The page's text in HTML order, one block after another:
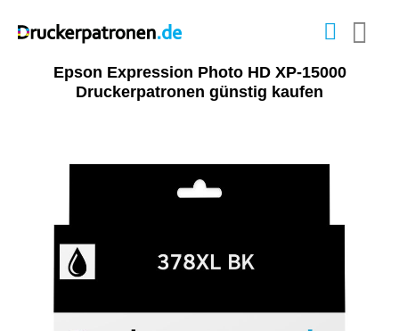
Epson Expression Photo HD XP-15000
Druckerpatronen günstig kaufen